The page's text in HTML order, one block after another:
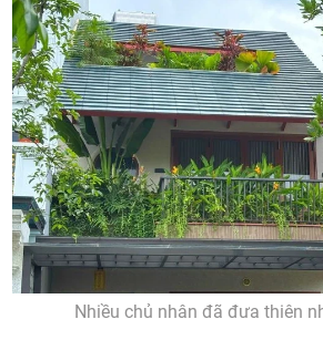
Nhiều chủ nhân đã đưa thiên